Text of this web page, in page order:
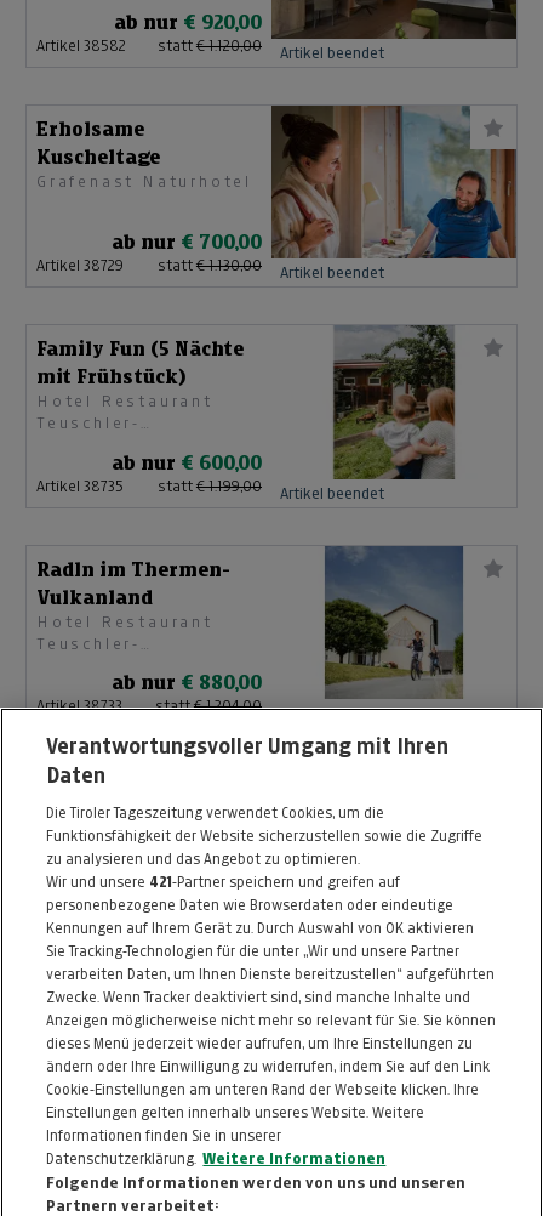
ab nur € 920,00
Artikel 38582 statt € 1.120,00 Artikel beendet
Erholsame
Kuscheltage
Grafenast Naturhotel
ab nur € 700,00
Artikel 38729 statt € 1.130,00 Artikel beendet
Family Fun (5 Nächte
mit Frühstück)
Hotel Restaurant
Teuschler-
ab nur € 600,00
Artikel 38735 statt € 1.199,00 Artikel beendet
Radln im Thermen-
Vulkanland
Hotel Restaurant
Teuschler-
ab nur € 880,00
Artikel 38733 statt€ 1.204,00 Artikel beendet
Wandern, Wellness &
Kulinarik
Hotel OTP Birkenhof
ab nur € 779,00
Artikel 39605 statt € 1.558,00 Artikel beendet
ZURÜCK NACH
OBEN
FAQ HILFE IMPRESSUM
KONTAKT DATENSCHUTZ
Verantwortungsvoller Umgang mit Ihren
Daten
Die Tiroler Tageszeitung verwendet Cookies, um die
Funktionsfähigkeit der Website sicherzustellen sowie die Zugriffe
zu analysieren und das Angebot zu optimieren.
Wir und unsere 421-Partner speichern und greifen auf
personenbezogene Daten wie Browserdaten oder eindeutige
Kennungen auf Ihrem Gerät zu. Durch Auswahl von OK aktivieren
Sie Tracking-Technologien für die unter „Wir und unsere Partner
verarbeiten Daten, um Ihnen Dienste bereitzustellen“ aufgeführten
Zwecke. Wenn Tracker deaktiviert sind, sind manche Inhalte und
Anzeigen möglicherweise nicht mehr so relevant für Sie. Sie können
dieses Menü jederzeit wieder aufrufen, um Ihre Einstellungen zu
ändern oder Ihre Einwilligung zu widerrufen, indem Sie auf den Link
Cookie-Einstellungen am unteren Rand der Webseite klicken. Ihre
Einstellungen gelten innerhalb unseres Website. Weitere
Informationen finden Sie in unserer
Datenschutzerklärung.
Weitere Informationen
Folgende Informationen werden von uns und unseren
Partnern verarbeitet: